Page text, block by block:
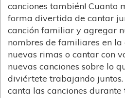
canciones también! Cuanto
forma divertida de cantar
canción familiar y agregar
nombres de familiares en la
nuevas rimas o cantar con
nuevas canciones sobre lo
diviértete trabajando
canta las canciones durante